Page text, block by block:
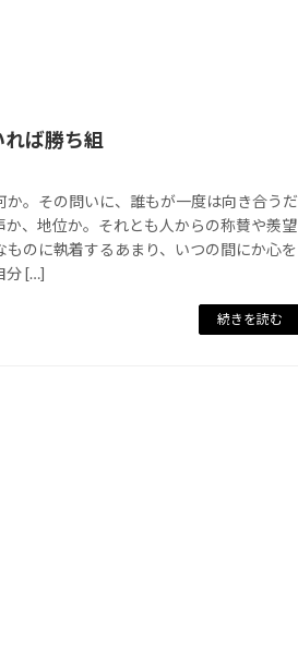
ば勝ち組
か。その問いに、誰もが一度は向き合うだ
か、地位か。それとも人からの称賛や羨望
のに執着するあまり、いつの間にか心を
分 […]
続きを読む